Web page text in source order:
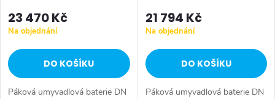
23 470 Kč
Na objednání
DO KOŠÍKU
Páková umyvadlová baterie DN
21 794 Kč
Na objednání
DO KOŠÍKU
Páková umyvadlová baterie DN